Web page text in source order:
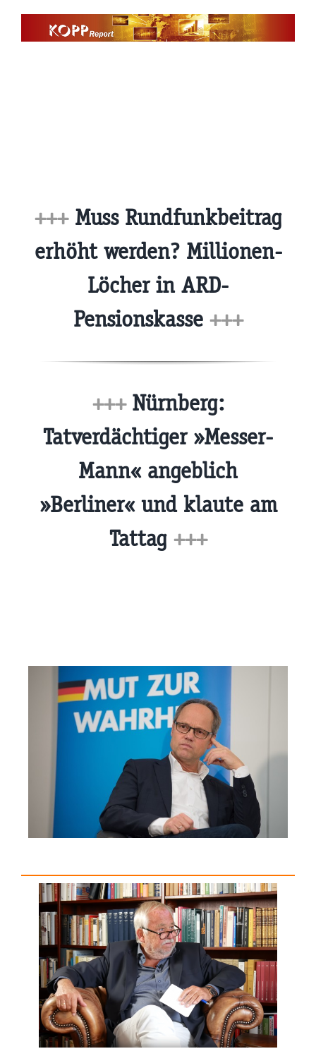
+++ Muss Rundfunkbeitrag
erhöht werden? Millionen-
Löcher in ARD-
Pensionskasse +++
+++ Nürnberg:
Tatverdächtiger »Messer-
Mann« angeblich
»Berliner« und klaute am
Tattag +++